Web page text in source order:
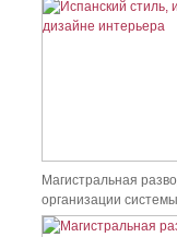
Магистральная
организации